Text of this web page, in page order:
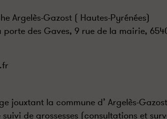
Argelès-Gazost ( Hautes-Pyrénées)
porte des Gaves, 9 rue de la mairie,
jouxtant la commune d’ Argelès-
de grossesses (consultations et